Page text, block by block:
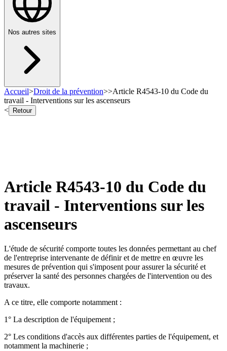
Nos autres sites
Accueil>Droit de la prévention>>Article R4543-10 du Code du
travail - Interventions sur les ascenseurs
<
Retour
Article R4543-10 du Code du
travail - Interventions sur les
ascenseurs
L'étude de sécurité comporte toutes les données permettant au chef
de l'entreprise intervenante de définir et de mettre en œuvre les
mesures de prévention qui s'imposent pour assurer la sécurité et
préserver la santé des personnes chargées de l'intervention ou des
travaux.
A ce titre, elle comporte notamment :
1° La description de l'équipement ;
2° Les conditions d'accès aux différentes parties de l'équipement, et
notamment la machinerie ;